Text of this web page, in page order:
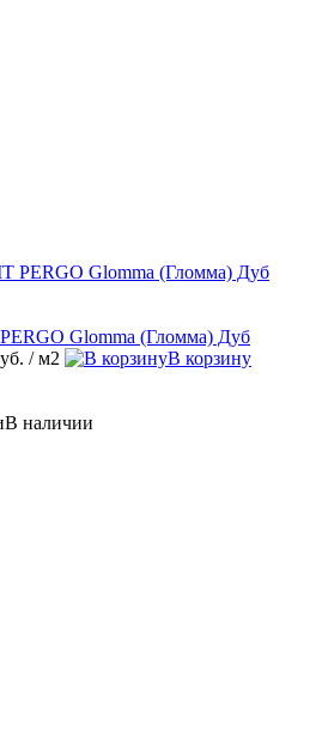
Glomma (Гломма) Дуб
/ м2
В корзину
В наличии